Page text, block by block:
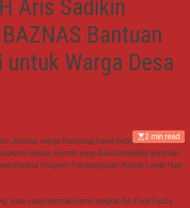
Aris Sadikin
Bantuan
untuk Warga Desa
2 min read
Julaeha, warga Kampung Rawa Gebang RT 001/010,
Bekasi. Rumah yang dulu berdinding anyaman
melalui Program Pembangunan Rumah Layak Huni
atau yang memiliki nama lengkap M. Padli Fauzy,